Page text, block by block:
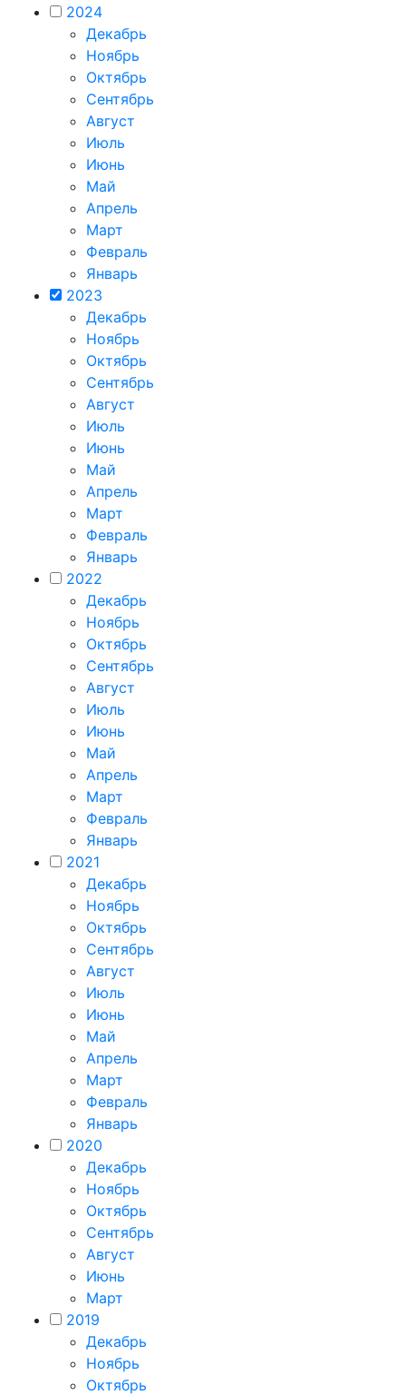
2024
Декабрь
Ноябрь
Октябрь
Сентябрь
Август
Июль
Июнь
Май
Апрель
Март
Февраль
Январь
2023
Декабрь
Ноябрь
Октябрь
Сентябрь
Август
Июль
Июнь
Май
Апрель
Март
Февраль
Январь
2022
Декабрь
Ноябрь
Октябрь
Сентябрь
Август
Июль
Июнь
Май
Апрель
Март
Февраль
Январь
2021
Декабрь
Ноябрь
Октябрь
Сентябрь
Август
Июль
Июнь
Май
Апрель
Март
Февраль
Январь
2020
Декабрь
Ноябрь
Октябрь
Сентябрь
Август
Июнь
Март
2019
Декабрь
Ноябрь
Октябрь